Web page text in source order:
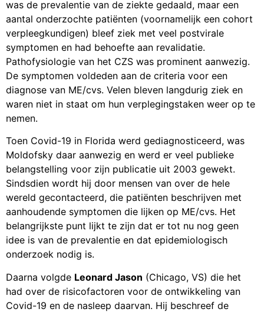
was de prevalentie van de ziekte gedaald, maar een
aantal onderzochte patiënten (voornamelijk een cohort
verpleegkundigen) bleef ziek met veel postvirale
symptomen en had behoefte aan revalidatie.
Pathofysiologie van het CZS was prominent aanwezig.
De symptomen voldeden aan de criteria voor een
diagnose van ME/cvs. Velen bleven langdurig ziek en
waren niet in staat om hun verplegingstaken weer op te
nemen.
Toen Covid-19 in Florida werd gediagnosticeerd, was
Moldofsky daar aanwezig en werd er veel publieke
belangstelling voor zijn publicatie uit 2003 gewekt.
Sindsdien wordt hij door mensen van over de hele
wereld gecontacteerd, die patiënten beschrijven met
aanhoudende symptomen die lijken op ME/cvs. Het
belangrijkste punt lijkt te zijn dat er tot nu nog geen
idee is van de prevalentie en dat epidemiologisch
onderzoek nodig is.
Daarna volgde Leonard Jason (Chicago, VS) die het
had over de risicofactoren voor de ontwikkeling van
Covid-19 en de nasleep daarvan. Hij beschreef de